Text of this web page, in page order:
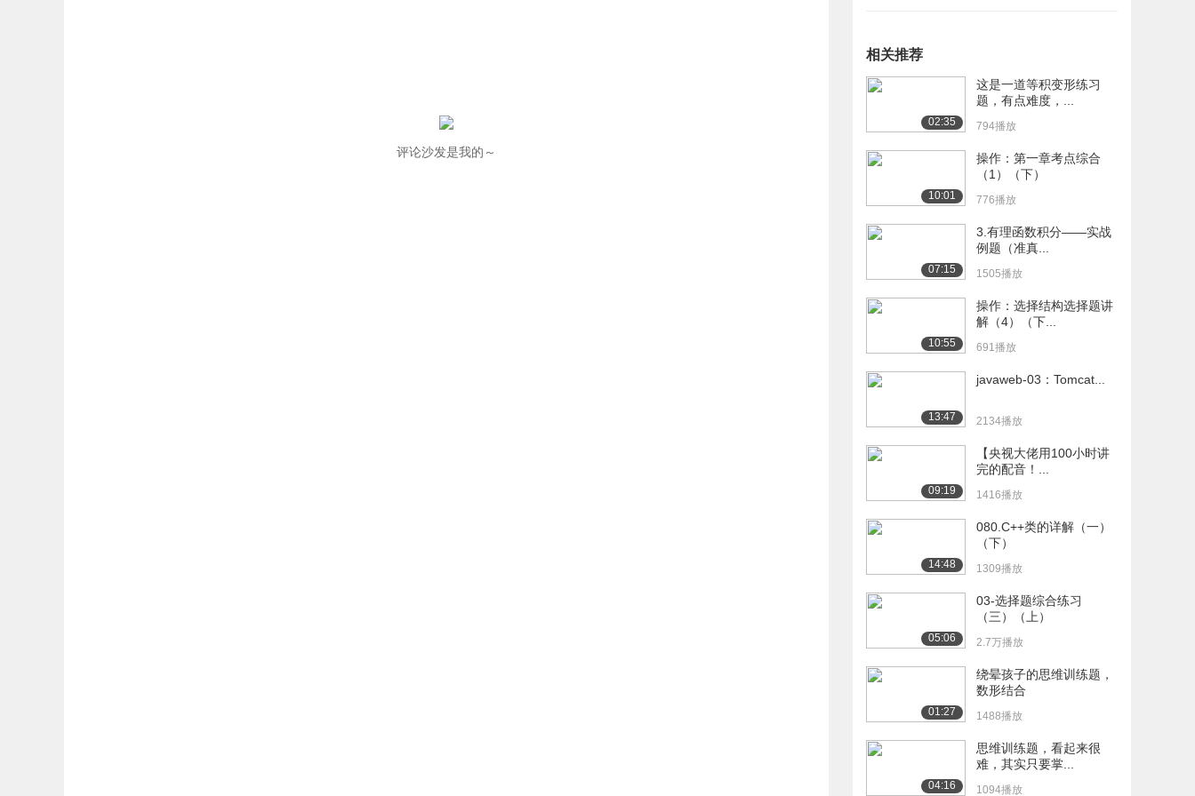
评论沙发是我的～
相关推荐
02:35
这是一道等积变形练习
题，有点难度，...
794播放
10:01
操作：第一章考点综合
（1）（下）
776播放
07:15
3.有理函数积分——实战
例题（准真...
1505播放
10:55
操作：选择结构选择题讲
解（4）（下...
691播放
13:47
javaweb-03：Tomcat...
2134播放
09:19
【央视大佬用100小时讲
完的配音！...
1416播放
14:48
080.C++类的详解（一）
（下）
1309播放
05:06
03-选择题综合练习
（三）（上）
2.7万播放
01:27
绕晕孩子的思维训练题，
数形结合
1488播放
04:16
思维训练题，看起来很
难，其实只要掌...
1094播放